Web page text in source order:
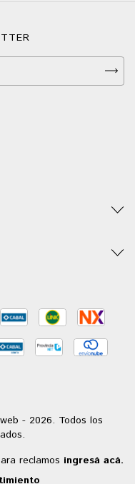
- 2026. Todos los
reclamos ingresá acá.